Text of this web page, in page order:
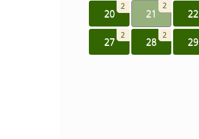
20
2
21
2
22
27
2
28
2
29